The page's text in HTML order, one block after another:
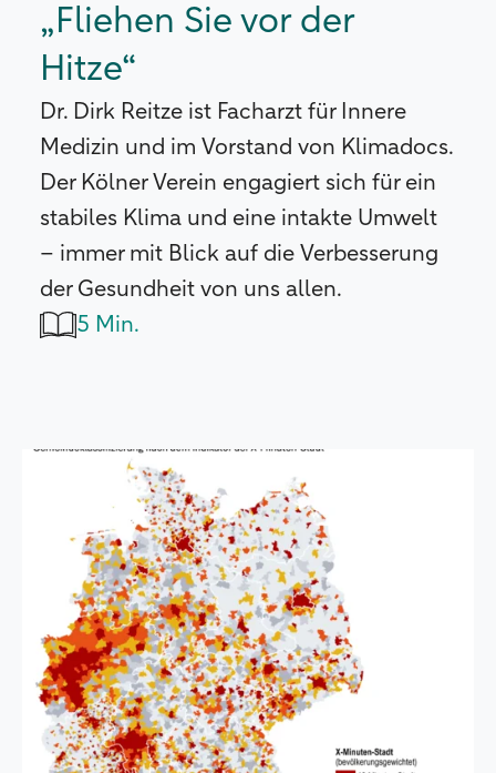
„Fliehen Sie vor der
Hitze“
Dr. Dirk Reitze ist Facharzt für Innere
Medizin und im Vorstand von Klimadocs.
Der Kölner Verein engagiert sich für ein
stabiles Klima und eine intakte Umwelt
– immer mit Blick auf die Verbesserung
der Gesundheit von uns allen.
5 Min.